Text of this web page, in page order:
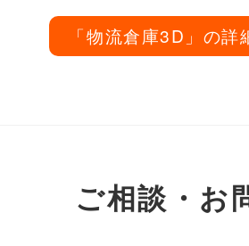
「物流倉庫3D」の詳
ご相談・お